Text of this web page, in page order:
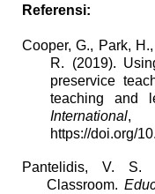
Referensi:
Cooper, G., Park,
R. (2019).
preservice
teaching and
International
https://doi.org/
Pantelidis, V. S.
Classroom.